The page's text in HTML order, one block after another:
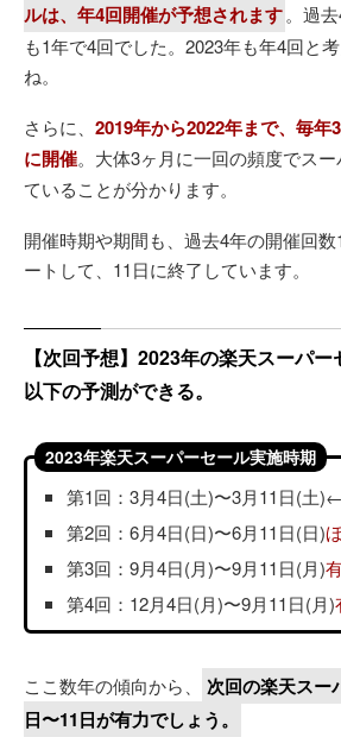
ルは、年4回開催が予想されます。過
も1年で4回でした。2023年も年4回と
ね。
さらに、 2019年から2022年まで、毎年
に開催。大体3ヶ月に一回の頻度でス
ていることが分かります。
開催時期や期間も、過去4年の開催回
ートして、11日に終了しています。
【次回予想】2023年の楽天スーパ
以下の予測ができる。
2023年楽天スーパーセール実施時期
第1回：3月4日(土)〜3月11日(土
第2回：6月4日(日)〜6月11日(日)
第3回：9月4日(月)〜9月11日(月)
第4回：12月4日(月)〜9月11日(月)
ここ数年の傾向から、
次回の楽天スー
日〜11日が有力でしょう。